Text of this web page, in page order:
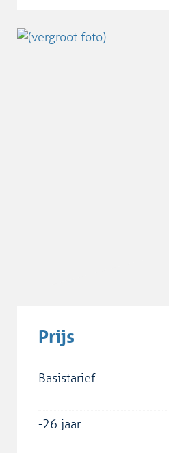
Prijs
Basistarief
-26 jaar